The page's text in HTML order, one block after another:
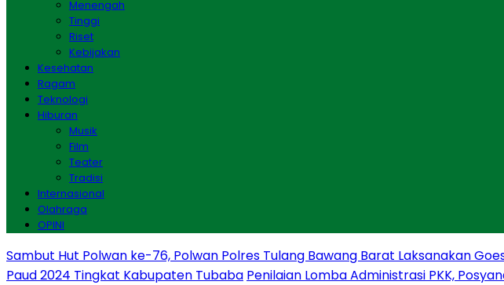
Menengah
Tinggi
Riset
Kebijakan
Kesehatan
Ragam
Teknologi
Hiburan
Musik
Film
Teater
Tradisi
Internasional
Olahraga
OPINI
Sambut Hut Polwan ke-76, Polwan Polres Tulang Bawang Barat Laksanakan
Paud 2024 Tingkat Kabupaten Tubaba Penilaian Lomba Administrasi PKK,